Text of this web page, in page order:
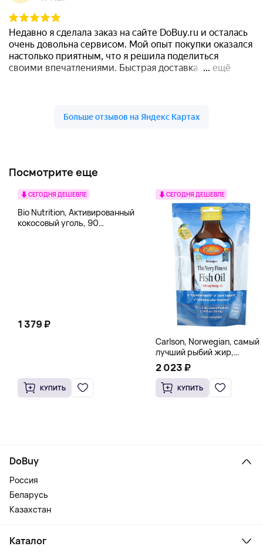
Посмотрите еще
СЕГОДНЯ ДЕШЕВЛЕ
Bio Nutrition, Активированный
кокосовый уголь, 90
1 379 ₽
КУПИТЬ
СЕГОДНЯ ДЕШЕВЛЕ
Carlson, Norwegian, самый
лучший рыбий жир,
натуральный лимон, 15
пакетиков (5 мл) каждый
2 023 ₽
КУПИТЬ
DoBuy
Россия
Беларусь
Казахстан
Каталог